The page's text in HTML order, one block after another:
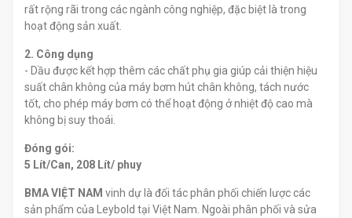
rất rộng rãi trong các ngành công nghiệp, đặc biệt là trong
hoạt động sản xuất.​
2. Công dụng
- Dầu được kết hợp thêm các chất phụ gia giúp cải thiện hiệu
suất chân không của máy bơm hút chân không, tách nước
tốt, cho phép máy bơm có thể hoạt động ở nhiệt độ cao mà
không bị suy thoái.
Đóng gói:
5 Lít/Can, 208 Lít/ phuy
BMA VIỆT NAM vinh dự là đối tác phân phối chiến lược các
sản phẩm của Leybold tại Việt Nam. Ngoài phân phối và sửa